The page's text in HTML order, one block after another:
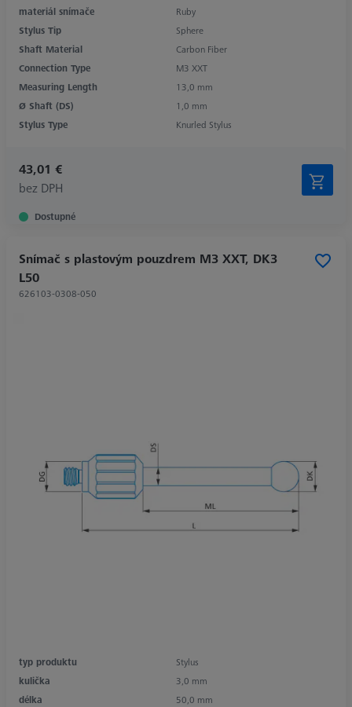
materiál snímače
Ruby
Stylus Tip
Sphere
Shaft Material
Carbon Fiber
Connection Type
M3 XXT
Measuring Length
13,0 mm
Ø Shaft (DS)
1,0 mm
Stylus Type
Knurled Stylus
43,01 €
bez DPH
Dostupné
Snímač s plastovým pouzdrem M3 XXT, DK3
L50
626103-0308-050
typ produktu
Stylus
kulička
3,0 mm
délka
50,0 mm